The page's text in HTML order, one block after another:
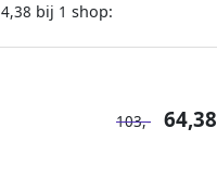
bij 1 shop:
103,- 64,38